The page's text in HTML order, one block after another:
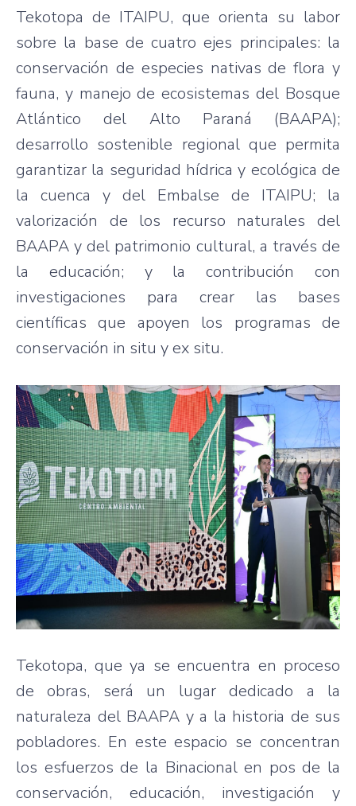
Tekotopa de ITAIPU, que orienta su labor
sobre la base de cuatro ejes principales: la
conservación de especies nativas de flora y
fauna, y manejo de ecosistemas del Bosque
Atlántico del Alto Paraná (BAAPA);
desarrollo sostenible regional que permita
garantizar la seguridad hídrica y ecológica de
la cuenca y del Embalse de ITAIPU; la
valorización de los recurso naturales del
BAAPA y del patrimonio cultural, a través de
la educación; y la contribución con
investigaciones para crear las bases
científicas que apoyen los programas de
conservación in situ y ex situ.
Tekotopa, que ya se encuentra en proceso
de obras, será un lugar dedicado a la
naturaleza del BAAPA y a la historia de sus
pobladores. En este espacio se concentran
los esfuerzos de la Binacional en pos de la
conservación, educación, investigación y